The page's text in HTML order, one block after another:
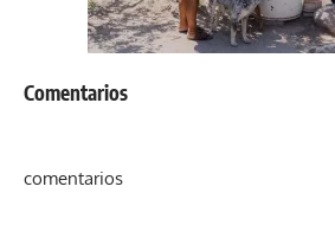
Comentarios
comentarios